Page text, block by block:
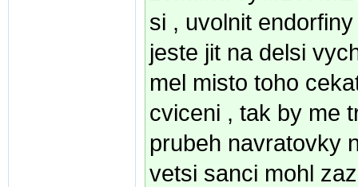
si , uvolnit
jeste jit na delsi
mel misto toho
cviceni , tak by me
prubeh navratovky
vetsi sanci mohl